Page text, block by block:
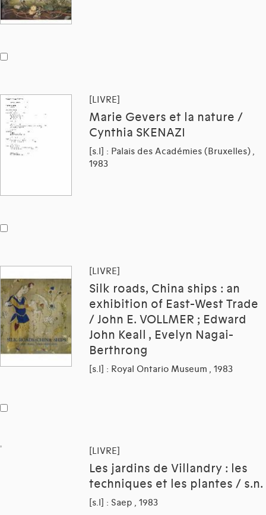
[LIVRE]
Marie Gevers et la nature /
Cynthia SKENAZI
[s.l] : Palais des Académies (Bruxelles) ,
1983
[LIVRE]
Silk roads, China ships : an
exhibition of East-West Trade
/ John E. VOLLMER ; Edward
John Keall , Evelyn Nagai-
Berthrong
[s.l] : Royal Ontario Museum , 1983
[LIVRE]
Les jardins de Villandry : les
techniques et les plantes / s.n.
[s.l] : Saep , 1983